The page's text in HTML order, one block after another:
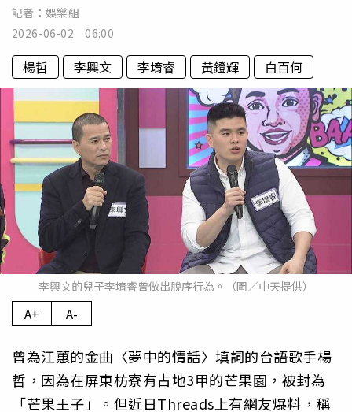
記者： 娛樂組
2026-06-02 06:00
楊哲 李興文 李堉睿 黃鐙輝 白百何
李興文的兒子李堉睿曾做出脫序行為。（圖／中天提供）
A+ A-
曾為江蕙的金曲〈夢中的情話〉填詞的台語歌手楊
哲，因為在屏東枋寮有占地3甲的芒果園，被封為
「芒果王子」。但近日Threads上有網友爆料，稱